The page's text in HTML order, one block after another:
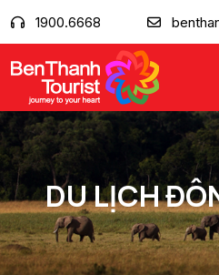
1900.6668
DU LỊCH